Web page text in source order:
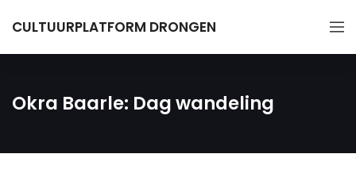
CULTUURPLATFORM DRONGEN
Okra Baarle: Dag wandeling